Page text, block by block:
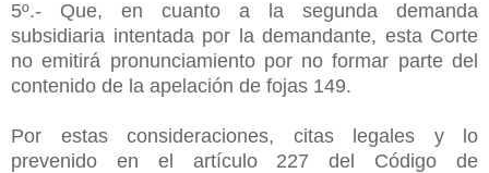
5º.- Que, en cuanto a la segunda demanda
subsidiaria intentada por la demandante, esta Corte
no emitirá pronunciamiento por no formar parte del
contenido de la apelación de fojas 149.
Por estas consideraciones, citas legales y lo
prevenido en el artículo 227 del Código de